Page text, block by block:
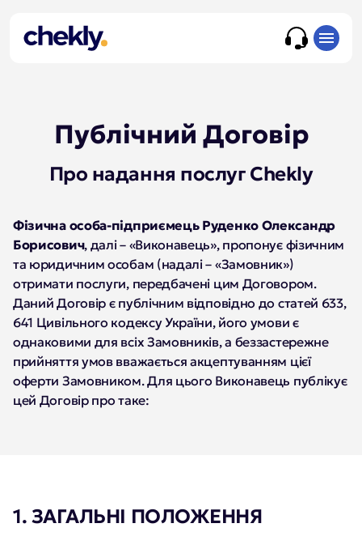
Публічний Договір
Про надання послуг Chekly
Фізична особа-підприємець Руденко Олександр
Борисович, далі – «Виконавець», пропонує фізичним
та юридичним особам (надалі – «Замовник»)
отримати послуги, передбачені цим Договором.
Даний Договір є публічним відповідно до статей 633,
641 Цивільного кодексу України, його умови є
однаковими для всіх Замовників, а беззастережне
прийняття умов вважається акцептуванням цієї
оферти Замовником. Для цього Виконавець публікує
цей Договір про таке:
1. ЗАГАЛЬНІ ПОЛОЖЕННЯ